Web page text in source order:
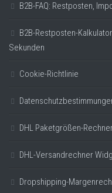
B2B-FAQ: Restposten,
B2B-Restposten-
Sekunden
Cookie-Richtlinie
DHL Paketgrößen-
DHL-Versandrechner
Dropshipping-